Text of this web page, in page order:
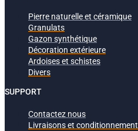
Pierre naturelle et céramique
Granulats
Gazon synthétique
Décoration extérieure
Ardoises et schistes
Divers
SUPPORT
Contactez nous
Livraisons et conditionnement